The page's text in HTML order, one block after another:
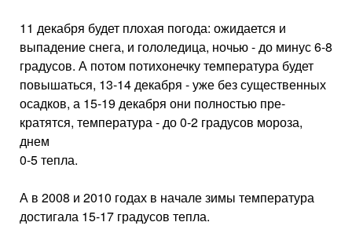
11 декабря будет плохая погода: ожидается и
выпаде­ние снега, и гололедица, но­чью - до минус 6-8
градусов. А потом потихонечку темпе­ратура будет
повышаться, 13-14 декабря - уже без су­щественных
осадков, а 15-19 декабря они полностью пре­
кратятся, температура - до 0-2 градусов мороза,
днем
0-5 тепла.
А в 2008 и 2010 годах в на­чале зимы температура
до­стигала 15-17 градусов теп­ла.